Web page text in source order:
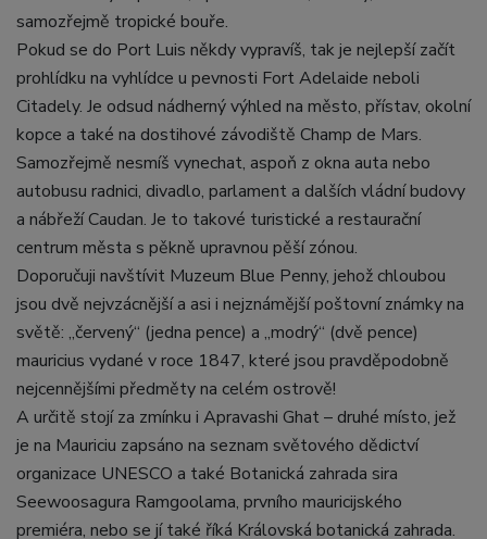
samozřejmě tropické bouře.
Pokud se do Port Luis někdy vypravíš, tak je nejlepší začít
prohlídku na vyhlídce u pevnosti Fort Adelaide neboli
Citadely. Je odsud nádherný výhled na město, přístav, okolní
kopce a také na dostihové závodiště Champ de Mars.
Samozřejmě nesmíš vynechat, aspoň z okna auta nebo
autobusu radnici, divadlo, parlament a dalších vládní budovy
a nábřeží Caudan. Je to takové turistické a restaurační
centrum města s pěkně upravnou pěší zónou.
Doporučuji navštívit Muzeum Blue Penny, jehož chloubou
jsou dvě nejvzácnější a asi i nejznámější poštovní známky na
světě: „červený“ (jedna pence) a „modrý“ (dvě pence)
mauricius vydané v roce 1847, které jsou pravděpodobně
nejcennějšími předměty na celém ostrově!
A určitě stojí za zmínku i Apravashi Ghat – druhé místo, jež
je na Mauriciu zapsáno na seznam světového dědictví
organizace UNESCO a také Botanická zahrada sira
Seewoosagura Ramgoolama, prvního mauricijského
premiéra, nebo se jí také říká Královská botanická zahrada.